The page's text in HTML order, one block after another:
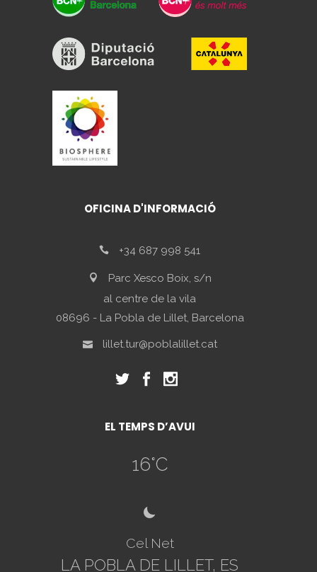
OFICINA D'INFORMACIÓ
+34 687 998 541
Parc Xesco Boix, s/n
al centre de la vila
08696 - La Pobla de Lillet, Barcelona
lillet.tur@poblalillet.cat
EL TEMPS D’AVUI
16°C
2
Cel Net
LA POBLA DE LILLET, ES